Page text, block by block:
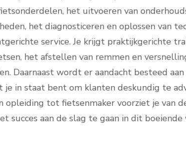
het uitvoeren van
het diagnosticeren en oplossen van
service. Je krijgt praktijkgerichte
het afstellen van remmen en
Daarnaast wordt er aandacht besteed
je in staat bent om klanten deskundig te
opleiding tot fietsenmaker voorziet je van
succes aan de slag te gaan in dit boeiende